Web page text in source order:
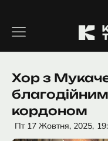
вмісту
Хор з
кордоном
Пт 17 Жовтня, 2025,